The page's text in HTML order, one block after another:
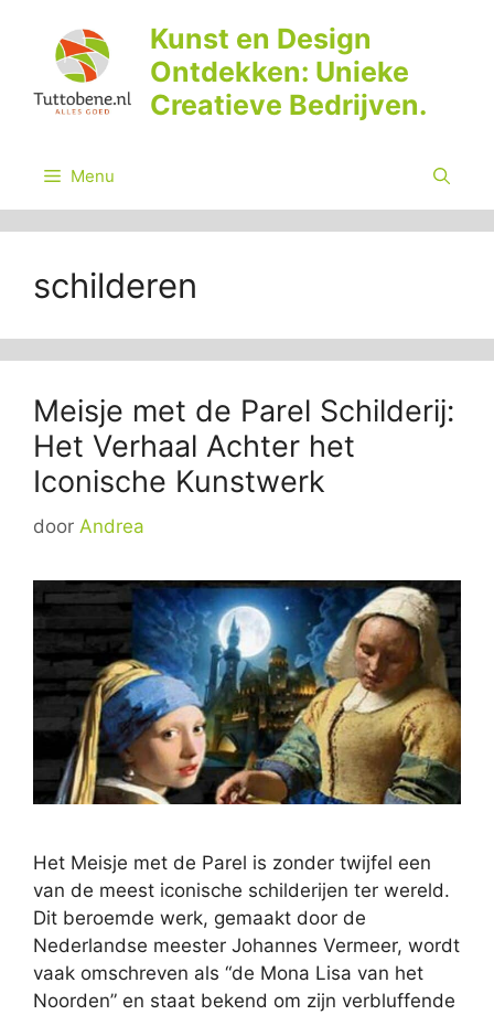
inhoud
Kunst en Design
Ontdekken: Unieke
Creatieve Bedrijven.
Menu
schilderen
Meisje met de Parel Schilderij:
Het Verhaal Achter het
Iconische Kunstwerk
door Andrea
Het Meisje met de Parel is zonder twijfel een
van de meest iconische schilderijen ter wereld.
Dit beroemde werk, gemaakt door de
Nederlandse meester Johannes Vermeer, wordt
vaak omschreven als “de Mona Lisa van het
Noorden” en staat bekend om zijn verbluffende